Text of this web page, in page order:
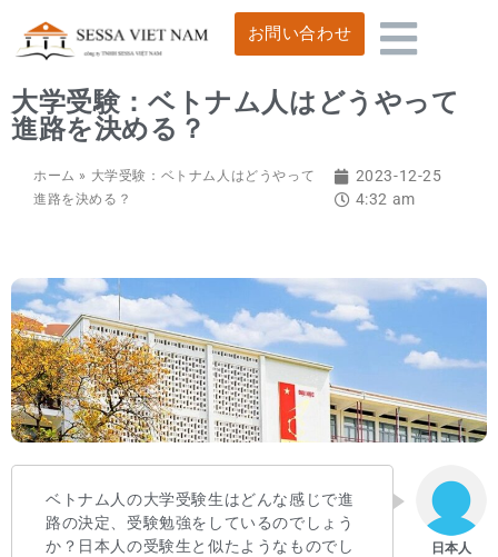
お問い合わせ
大学受験：ベトナム人はどうやって
進路を決める？
ホーム » 大学受験：ベトナム人はどうやって
進路を決める？
2023-12-25
4:32 am
ベトナム人の大学受験生はどんな感じで進
路の決定、受験勉強をしているのでしょう
か？日本人の受験生と似たようなものでし